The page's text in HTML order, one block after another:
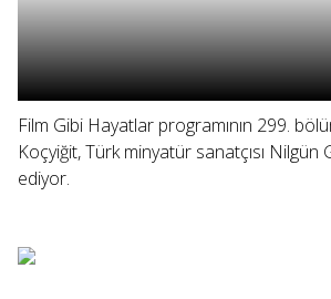
Film Gibi Hayatlar programının 299.
Koçyiğit, Türk minyatür sanatçısı Nilgün
ediyor.